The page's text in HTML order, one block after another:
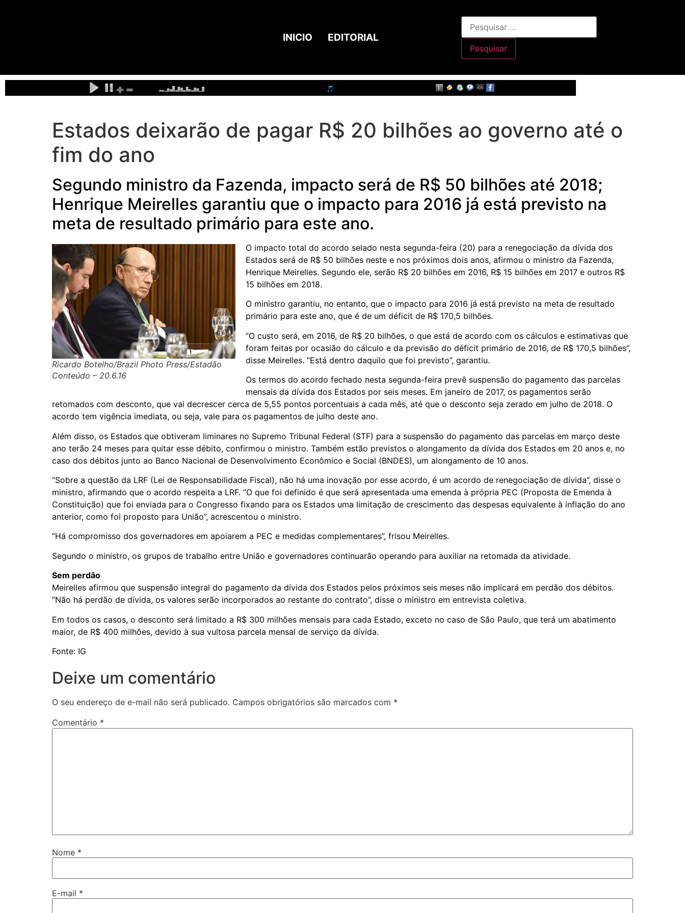
INICIO EDITORIAL
Estados deixarão de pagar R$ 20 bilhões ao governo até o
fim do ano
Segundo ministro da Fazenda, impacto será de R$ 50 bilhões até 2018;
Henrique Meirelles garantiu que o impacto para 2016 já está previsto na
meta de resultado primário para este ano.
Ricardo Botelho/Brazil Photo Press/Estadão
Conteúdo – 20.6.16
O impacto total do acordo selado nesta segunda-feira (20) para a renegociação da dívida dos
Estados será de R$ 50 bilhões neste e nos próximos dois anos, afirmou o ministro da Fazenda,
Henrique Meirelles. Segundo ele, serão R$ 20 bilhões em 2016, R$ 15 bilhões em 2017 e outros R$
15 bilhões em 2018.
O ministro garantiu, no entanto, que o impacto para 2016 já está previsto na meta de resultado
primário para este ano, que é de um déficit de R$ 170,5 bilhões.
“O custo será, em 2016, de R$ 20 bilhões, o que está de acordo com os cálculos e estimativas que
foram feitas por ocasião do cálculo e da previsão do déficit primário de 2016, de R$ 170,5 bilhões”,
disse Meirelles. “Está dentro daquilo que foi previsto”, garantiu.
Os termos do acordo fechado nesta segunda-feira prevê suspensão do pagamento das parcelas
mensais da dívida dos Estados por seis meses. Em janeiro de 2017, os pagamentos serão
retomados com desconto, que vai decrescer cerca de 5,55 pontos porcentuais a cada mês, até que o desconto seja zerado em julho de 2018. O
acordo tem vigência imediata, ou seja, vale para os pagamentos de julho deste ano.
Além disso, os Estados que obtiveram liminares no Supremo Tribunal Federal (STF) para a suspensão do pagamento das parcelas em março deste
ano terão 24 meses para quitar esse débito, confirmou o ministro. Também estão previstos o alongamento da dívida dos Estados em 20 anos e, no
caso dos débitos junto ao Banco Nacional de Desenvolvimento Econômico e Social (BNDES), um alongamento de 10 anos.
“Sobre a questão da LRF (Lei de Responsabilidade Fiscal), não há uma inovação por esse acordo, é um acordo de renegociação de dívida”, disse o
ministro, afirmando que o acordo respeita a LRF. “O que foi definido é que será apresentada uma emenda à própria PEC (Proposta de Emenda à
Constituição) que foi enviada para o Congresso fixando para os Estados uma limitação de crescimento das despesas equivalente à inflação do ano
anterior, como foi proposto para União”, acrescentou o ministro.
“Há compromisso dos governadores em apoiarem a PEC e medidas complementares”, frisou Meirelles.
Segundo o ministro, os grupos de trabalho entre União e governadores continuarão operando para auxiliar na retomada da atividade.
Sem perdão
Meirelles afirmou que suspensão integral do pagamento da dívida dos Estados pelos próximos seis meses não implicará em perdão dos débitos.
“Não há perdão de dívida, os valores serão incorporados ao restante do contrato”, disse o ministro em entrevista coletiva.
Em todos os casos, o desconto será limitado a R$ 300 milhões mensais para cada Estado, exceto no caso de São Paulo, que terá um abatimento
maior, de R$ 400 milhões, devido à sua vultosa parcela mensal de serviço da dívida.
Fonte: IG
Deixe um comentário
O seu endereço de e-mail não será publicado. Campos obrigatórios são marcados com *
Comentário *
Nome *
E-mail *